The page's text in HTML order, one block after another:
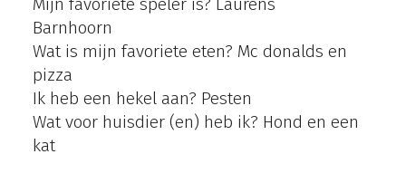
Barnhoorn
Wat is mijn favoriete eten? Mc donalds en
pizza
Ik heb een hekel aan? Pesten
Wat voor huisdier (en) heb ik? Hond en een
kat